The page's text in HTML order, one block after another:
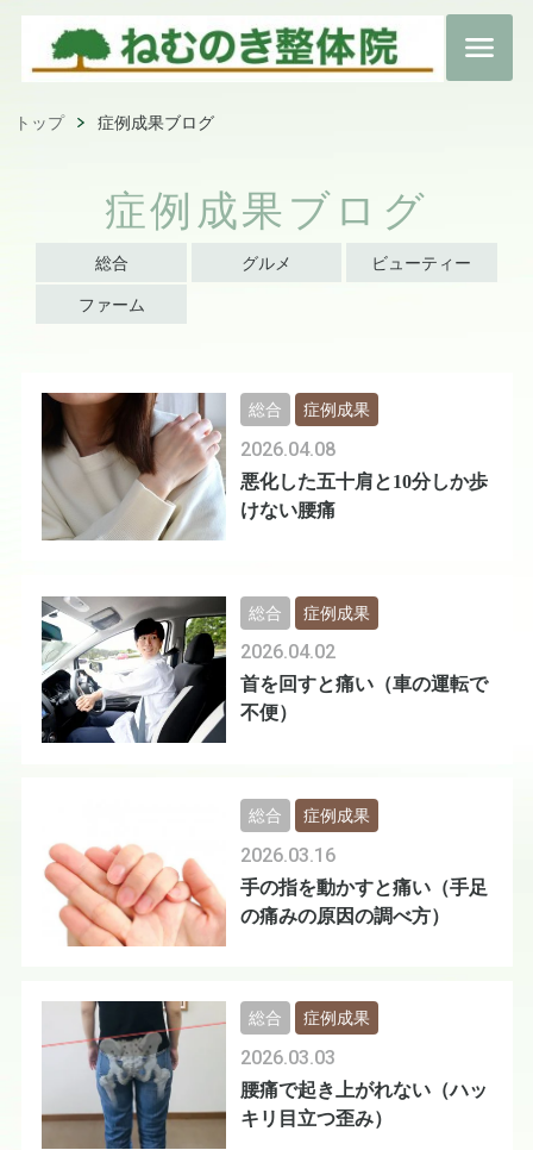
トップ 症例成果ブログ
症例成果ブログ
総合 グルメ ビューティー
ファーム
悪化した五十肩と10分しか歩
けない腰痛
2026.04.08
総合 症例成果
首を回すと痛い（車の運転で
不便）
2026.04.02
総合 症例成果
手の指を動かすと痛い（手足
の痛みの原因の調べ方）
2026.03.16
総合 症例成果
腰痛で起き上がれない（ハッ
キリ目立つ歪み）
2026.03.03
総合 症例成果